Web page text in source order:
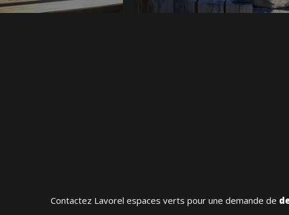
Contactez Lavorel espaces verts pour une demande de